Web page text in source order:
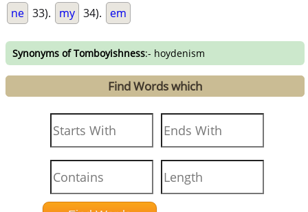
ne 33). my 34). em
Synonyms of Tomboyishness:- hoydenism
Find Words which